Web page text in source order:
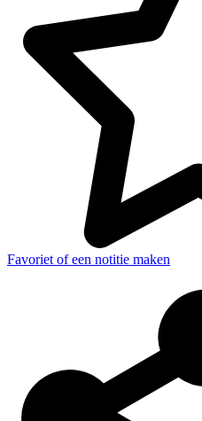
Favoriet of een notitie maken